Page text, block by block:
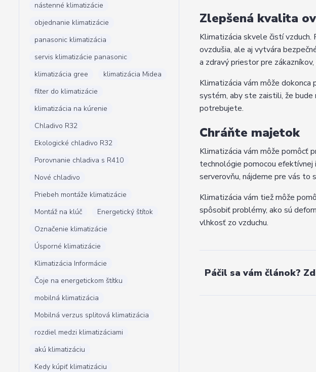
nástenné klimatizácie
objednanie klimatizácie
panasonic klimatizácia
servis klimatizácie panasonic
klimatizácia gree
klimatizácia Midea
filter do klimatizácie
klimatizácia na kúrenie
Chladivo R32
Ekologické chladivo R32
Porovnanie chladiva s R410
Nové chladivo
Priebeh montáže klimatizácie
Montáž na klúč
Energetický štítok
Označenie klimatizácie
Úsporné klimatizácie
Klimatizácia Informácie
Čoje na energetickom štítku
mobilná klimatizácia
Mobilná verzus splitová klimatizácia
rozdiel medzi klimatizáciami
akú klimatizáciu
Kedy kúpiť klimatizáciu
Zlepšená kvalita
Klimatizácia skvele čistí
ovzdušia, ale aj vytvára
a zdravý priestor pre
Klimatizácia vám môže
systém, aby ste zaistili, že
potrebujete.
Chráňte majetok
Klimatizácia vám môže pomôcť
technológie pomocou efektívnej
serverovňu, nájdeme pre vás to
Klimatizácia vám tiež môže
spôsobiť problémy, ako sú
vlhkosť zo vzduchu.
Páčil sa vám článok?